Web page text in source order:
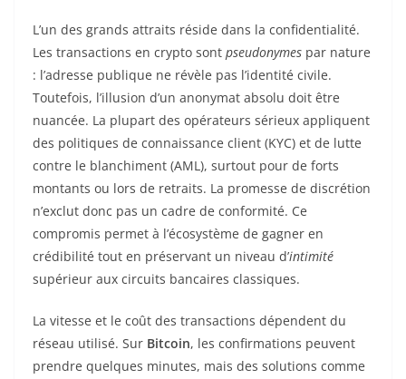
L’un des grands attraits réside dans la confidentialité.
Les transactions en crypto sont pseudonymes par nature
: l’adresse publique ne révèle pas l’identité civile.
Toutefois, l’illusion d’un anonymat absolu doit être
nuancée. La plupart des opérateurs sérieux appliquent
des politiques de connaissance client (KYC) et de lutte
contre le blanchiment (AML), surtout pour de forts
montants ou lors de retraits. La promesse de discrétion
n’exclut donc pas un cadre de conformité. Ce
compromis permet à l’écosystème de gagner en
crédibilité tout en préservant un niveau d’intimité
supérieur aux circuits bancaires classiques.
La vitesse et le coût des transactions dépendent du
réseau utilisé. Sur Bitcoin, les confirmations peuvent
prendre quelques minutes, mais des solutions comme